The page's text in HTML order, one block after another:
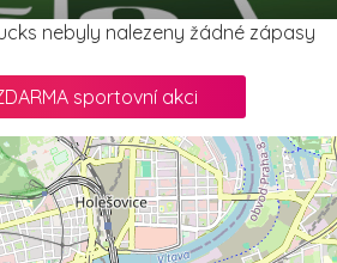
nebyly nalezeny žádné zápasy
sportovní akci